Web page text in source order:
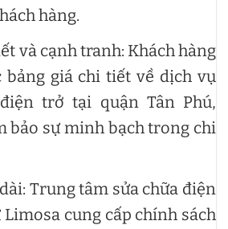
hàng.
và cạnh tranh: Khách hàng
bảng giá chi tiết về dịch vụ
trở tại quận Tân Phú,
bảo sự minh bạch trong chi
Trung tâm sửa chữa điện
cung cấp chính sách